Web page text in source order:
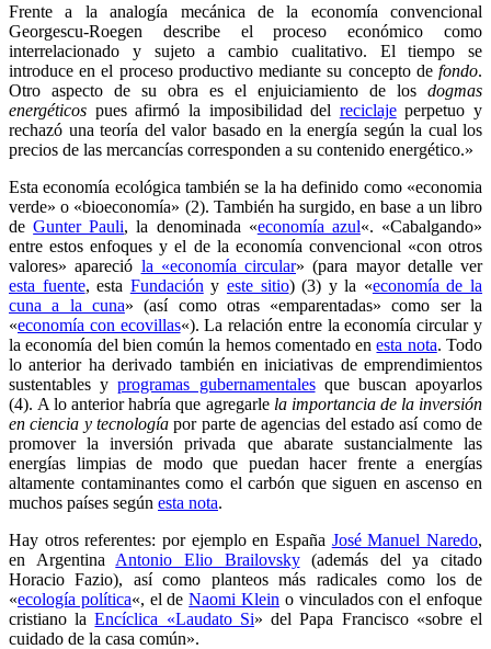
Frente a la analogía mecánica de la economía convencional
Georgescu-Roegen describe el proceso económico como
interrelacionado y sujeto a cambio cualitativo. El tiempo se
introduce en el proceso productivo mediante su concepto de fondo.
Otro aspecto de su obra es el enjuiciamiento de los dogmas
energéticos pues afirmó la imposibilidad del reciclajeperpetuo y
rechazó una teoría del valor basado en la energía según la cual los
precios de las mercancías corresponden a su contenido energético.»
Esta economía ecológica también se la ha definido como «economia
verde» o «bioeconomía» (2). También ha surgido, en base a un libro
deGunter Pauli, la denominada «economía azul«. «Cabalgando»
entre estos enfoques y el de la economía convencional «con otros
valores» apareció la «economía circular» (para mayor detalle ver
esta fuente, esta Fundación y este sitio) (3) y la «economía de la
cuna a la cuna» (así como otras «emparentadas» como ser la
«economía con ecovillas«). La relación entre la economía circular y
la economía del bien común la hemos comentado enesta nota. Todo
lo anterior ha derivado también en iniciativas de emprendimientos
sustentables yprogramas gubernamentalesque buscan apoyarlos
(4). A lo anterior habría que agregarle la importancia de la inversión
en ciencia y tecnología por parte de agencias del estado así como de
promover la inversión privada que abarate sustancialmente las
energías limpias de modo que puedan hacer frente a energías
altamente contaminantes como el carbón que siguen en ascenso en
muchos países según esta nota.
Hay otros referentes: por ejemplo en España José Manuel Naredo,
en Argentina Antonio Elio Brailovsky(además del ya citado
Horacio Fazio), así como planteos más radicales como los de
«ecología política«, el deNaomi Klein o vinculados con el enfoque
cristiano laEncíclica «Laudato Si» del Papa Francisco «sobre el
cuidado de la casa común».